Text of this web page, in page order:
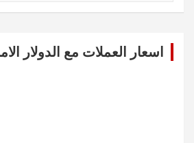
اسعار العملات مع الدولار